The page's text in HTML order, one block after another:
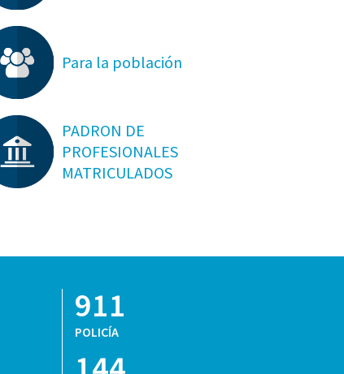
Para la población
PADRON DE
PROFESIONALES
MATRICULADOS
911
POLICÍA